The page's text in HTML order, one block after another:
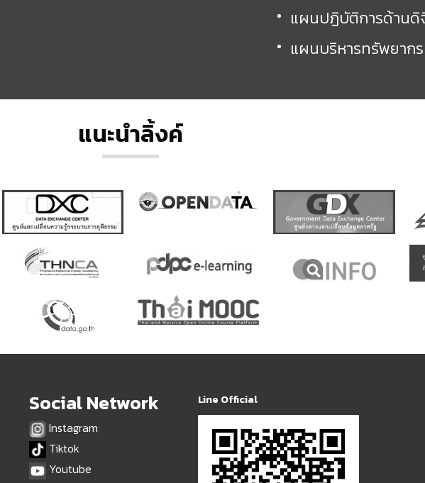
แผนปฏิบัติการด้านดิ
แผนบริหารทรัพยาก
แนะนำลิ้งค์
Social Network
Instagram
Tiktok
Youtube
Line Official